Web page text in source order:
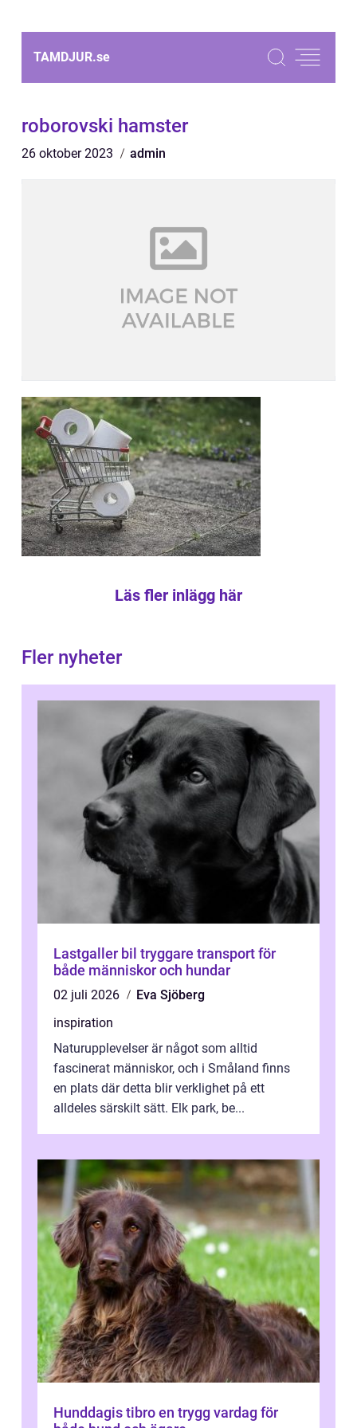
TAMDJUR.se
roborovski hamster
26 oktober 2023 admin
Läs fler inlägg här
Fler nyheter
Lastgaller bil tryggare transport för
både människor och hundar
02 juli 2026
Eva Sjöberg
inspiration
Naturupplevelser är något som alltid
fascinerat människor, och i Småland finns
en plats där detta blir verklighet på ett
alldeles särskilt sätt. Elk park, be...
Hunddagis tibro en trygg vardag för